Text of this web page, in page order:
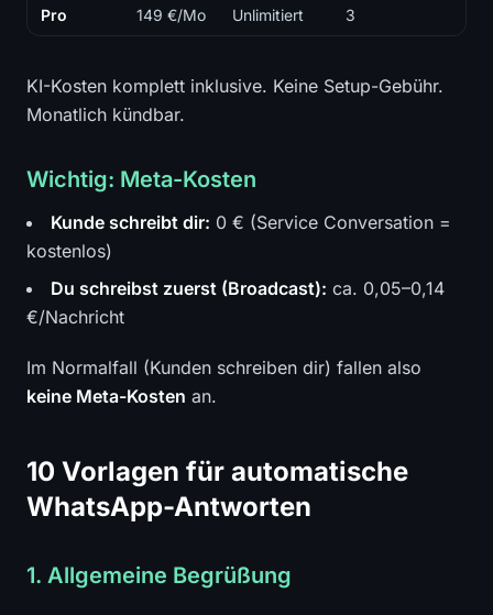
Pro 149 €/Mo Unlimitiert 3
KI-Kosten komplett inklusive. Keine Setup-Gebühr.
Monatlich kündbar.
Wichtig: Meta-Kosten
Kunde schreibt dir: 0 € (Service Conversation =
kostenlos)
Du schreibst zuerst (Broadcast): ca. 0,05–0,14
€/Nachricht
Im Normalfall (Kunden schreiben dir) fallen also
keine Meta-Kosten an.
10 Vorlagen für automatische
WhatsApp-Antworten
1. Allgemeine Begrüßung